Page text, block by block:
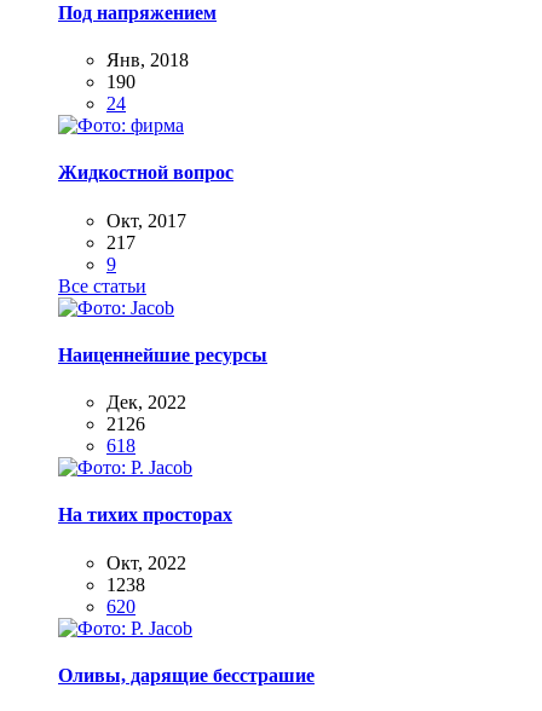
Под напряжением
Янв, 2018
190
24
Жидкостной вопрос
Окт, 2017
217
9
Все статьи
Наиценнейшие ресурсы
Дек, 2022
2126
618
На тихих просторах
Окт, 2022
1238
620
Оливы, дарящие бесстрашие